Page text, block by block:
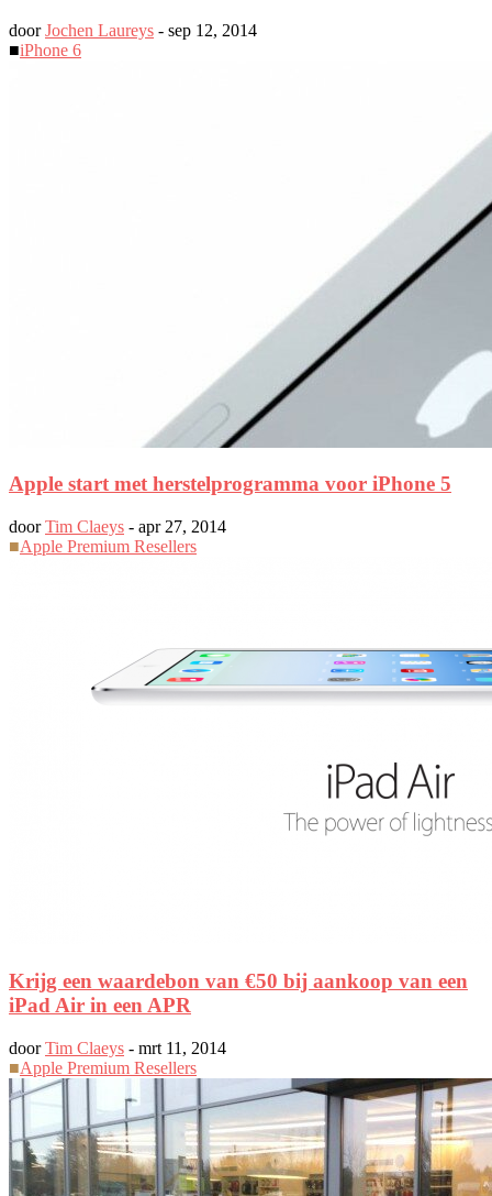
doorJochen Laureys - sep 12, 2014
■iPhone 6
Apple start met herstelprogramma voor iPhone 5
doorTim Claeys - apr 27, 2014
■Apple Premium Resellers
Krijg een waardebon van €50 bij aankoop van een
iPad Air in een APR
doorTim Claeys - mrt 11, 2014
■Apple Premium Resellers